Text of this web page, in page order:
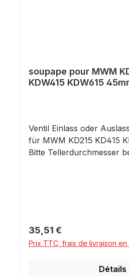
soupape pour MWM
KDW415 KDW615
Ventil Einlass oder
für MWM KD215 KD415
Bitte Tellerdurchmesser
Prix régulier :
35,51 €
Prix TTC, frais de livraison en
Détails